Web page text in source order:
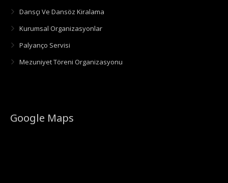
Dansçı Ve Dansöz Kiralama
Kurumsal Organizasyonlar
Palyanço Servisi
Mezuniyet Töreni Organizasyonu
Google Maps